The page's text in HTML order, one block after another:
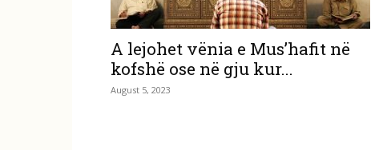
A lejohet vënia e Mus’hafit në
kofshë ose në gju kur...
August 5, 2023